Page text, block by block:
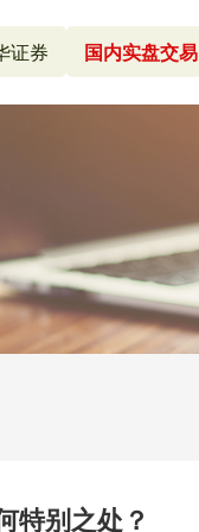
证券 国内实盘交易
特别之处？